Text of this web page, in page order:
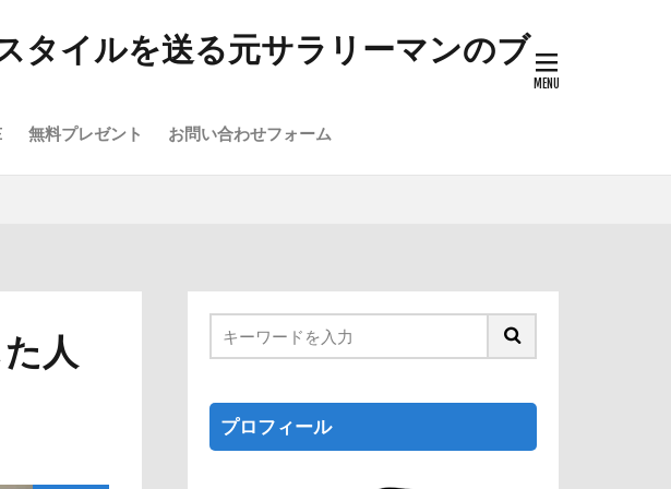
タイルを送る元サラリーマンのブ
無料プレゼント お問い合わせフォーム
人
プロフィール